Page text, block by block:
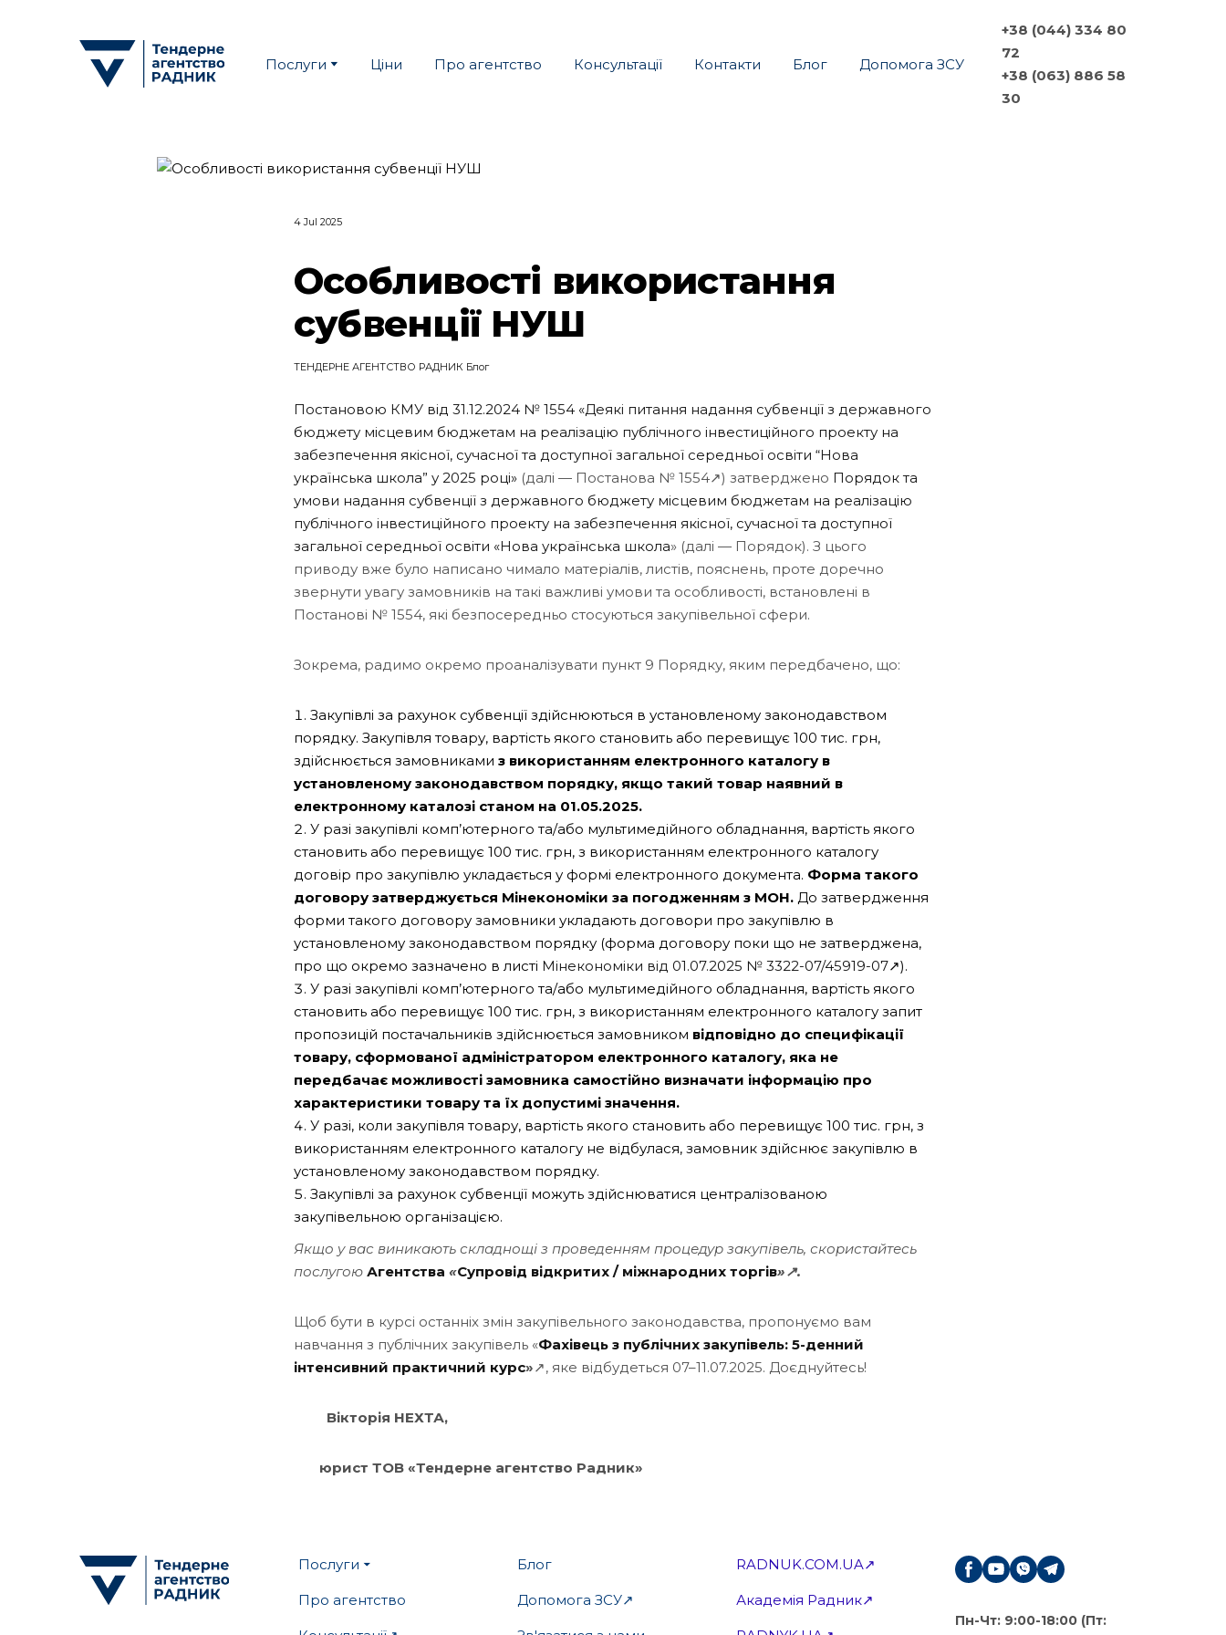
Послуги Ціни Про агентство Консультації Контакти Блог Допомога ЗСУ
+38 (044) 334 80
72
+38 (063) 886 58
30
4 Jul 2025
Особливості використання
субвенції НУШ
ТЕНДЕРНЕ АГЕНТСТВО РАДНИК Блог
Постановою КМУ від 31.12.2024 № 1554 «Деякі питання надання субвенції з державного
бюджету місцевим бюджетам на реалізацію публічного інвестиційного проекту на
забезпечення якісної, сучасної та доступної загальної середньої освіти “Нова
українська школа” у 2025 році» (далі — Постанова № 1554↗) затверджено Порядок та
умови надання субвенції з державного бюджету місцевим бюджетам на реалізацію
публічного інвестиційного проекту на забезпечення якісної, сучасної та доступної
загальної середньої освіти «Нова українська школа» (далі — Порядок). З цього
приводу вже було написано чимало матеріалів, листів, пояснень, проте доречно
звернути увагу замовників на такі важливі умови та особливості, встановлені в
Постанові № 1554, які безпосередньо стосуються закупівельної сфери.
Зокрема, радимо окремо проаналізувати пункт 9 Порядку, яким передбачено, що:
Закупівлі за рахунок субвенції здійснюються в установленому законодавством
порядку. Закупівля товару, вартість якого становить або перевищує 100 тис. грн,
здійснюється замовниками з використанням електронного каталогу в
установленому законодавством порядку, якщо такий товар наявний в
електронному каталозі станом на 01.05.2025.
У разі закупівлі комп’ютерного та/або мультимедійного обладнання, вартість якого
становить або перевищує 100 тис. грн, з використанням електронного каталогу
договір про закупівлю укладається у формі електронного документа. Форма такого
договору затверджується Мінекономіки за погодженням з МОН. До затвердження
форми такого договору замовники укладають договори про закупівлю в
установленому законодавством порядку (форма договору поки що не затверджена,
про що окремо зазначено в листі Мінекономіки від 01.07.2025 № 3322-07/45919-07↗).
У разі закупівлі комп’ютерного та/або мультимедійного обладнання, вартість якого
становить або перевищує 100 тис. грн, з використанням електронного каталогу запит
пропозицій постачальників здійснюється замовником відповідно до специфікації
товару, сформованої адміністратором електронного каталогу, яка не
передбачає можливості замовника самостійно визначати інформацію про
характеристики товару та їх допустимі значення.
У разі, коли закупівля товару, вартість якого становить або перевищує 100 тис. грн, з
використанням електронного каталогу не відбулася, замовник здійснює закупівлю в
установленому законодавством порядку.
Закупівлі за рахунок субвенції можуть здійснюватися централізованою
закупівельною організацією.
Якщо у вас виникають складнощі з проведенням процедур закупівель, скористайтесь
послугою Агентства «Супровід відкритих / міжнародних торгів»↗.
Щоб бути в курсі останніх змін закупівельного законодавства, пропонуємо вам
навчання з публічних закупівель «Фахівець з публічних закупівель: 5-денний
інтенсивний практичний курс»↗, яке відбудеться 07–11.07.2025. Доєднуйтесь!
Вікторія НЕХТА,
юрист ТОВ «Тендерне агентство Радник»
Послуги
Про агентство
Блог
Допомога ЗСУ↗
RADNUK.COM.UA↗
Академія Радник↗
Пн-Чт: 9:00-18:00 (Пт: